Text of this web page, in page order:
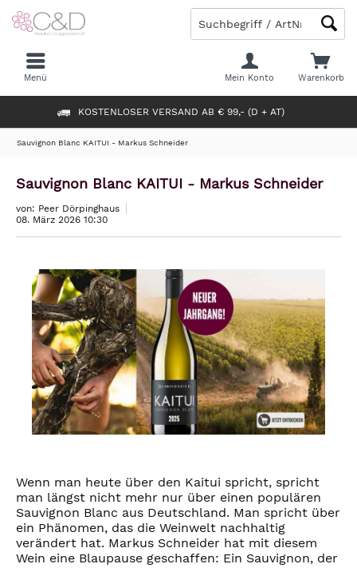
KOSTENLOSER VERSAND AB € 99,- (D + AT)
Warenkorb
Mein Konto
Menü
Sauvignon Blanc KAITUI - Markus Schneider
Sauvignon Blanc KAITUI - Markus Schneider
von: Peer Dörpinghaus
08. März 2026 10:30
Wenn man heute über den Kaitui spricht, spricht
man längst nicht mehr nur über einen populären
Sauvignon Blanc aus Deutschland. Man spricht über
ein Phänomen, das die Weinwelt nachhaltig
verändert hat. Markus Schneider hat mit diesem
Wein eine Blaupause geschaffen: Ein Sauvignon, der